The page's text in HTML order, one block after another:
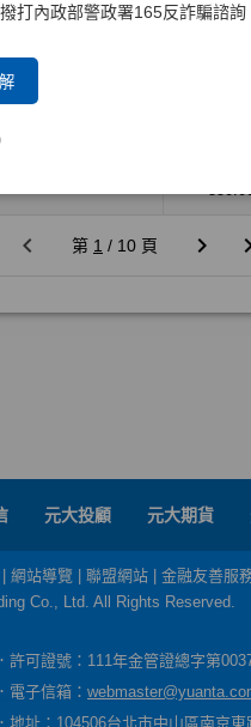
打內政部警政署165反詐騙諮詢
元大投顧 元大期貨
網站導覽 聯盟網站
金融友善服
Co., Ltd. All Rights Reserved.
．許可證號：111年金管證總字第
．電子信箱：
．地址：104506台北市中山區南京